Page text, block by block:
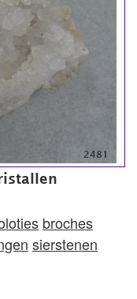
2481
broches
sierstenen